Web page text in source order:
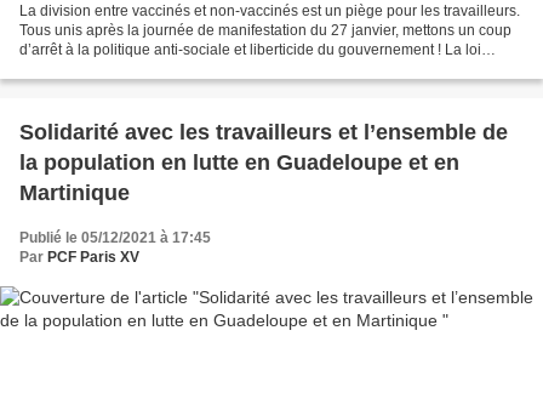
La division entre vaccinés et non-vaccinés est un piège pour les travailleurs.
Tous unis après la journée de manifestation du 27 janvier, mettons un coup
d’arrêt à la politique anti-sociale et liberticide du gouvernement ! La loi
Solidarité avec les travailleurs et l’ensemble de
la population en lutte en Guadeloupe et en
Martinique
Publié le 05/12/2021 à 17:45
Par PCF Paris XV